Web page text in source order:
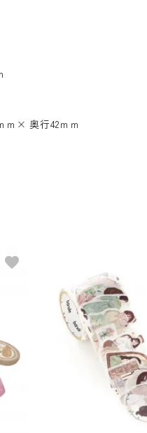
ｍ× 奥行42ｍｍ
favorite